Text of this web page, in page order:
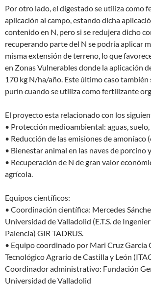
Por otro lado, el digestado se utiliza como
aplicación al campo, estando dicha
contenido en N, pero si se redujera dicho
recuperando parte del N se podría aplicar
misma extensión de terreno, lo que
en Zonas Vulnerables donde la aplicación
170 kg N/ha/año. Este último caso también
purín cuando se utiliza como fertilizante
El proyecto esta relacionado con los
• Protección medioambiental: aguas,
• Reducción de las emisiones de amoníaco
• Bienestar animal en las naves de porcino
• Recuperación de N de gran valor
agrícola.
Equipos científicos:
• Coordinación científica: Mercedes
Universidad de Valladolid (E.T.S. de
Palencia) GIR TADRUS.
• Equipo coordinado por Mari Cruz García
Tecnológico Agrario de Castilla y León
Coordinador administrativo: Fundación
Universidad de Valladolid